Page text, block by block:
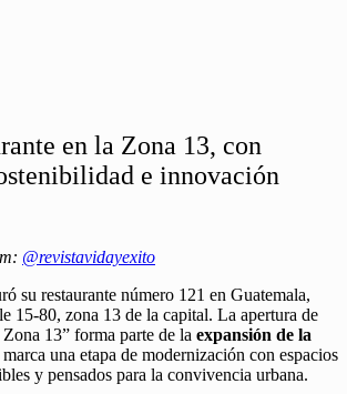
en la Zona 13, con
e innovación
@revistavidayexito
su restaurante número 121 en Guatemala,
15-80, zona 13 de la capital. La apertura de
13” forma parte de la expansión de la
una etapa de modernización con espacios
y pensados para la convivencia urbana.